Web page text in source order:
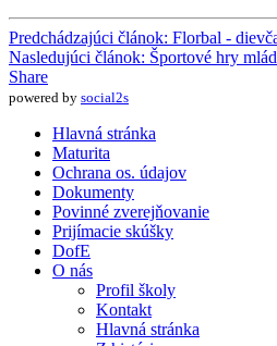
Predchádzajúci článok: Florbal -
Nasledujúci článok: Športové hry
Share
powered by social2s
Hlavná stránka
Maturita
Ochrana os. údajov
Dokumenty
Povinné zverejňovanie
Prijímacie skúšky
DofE
O nás
Profil školy
Kontakt
Hlavná stránka